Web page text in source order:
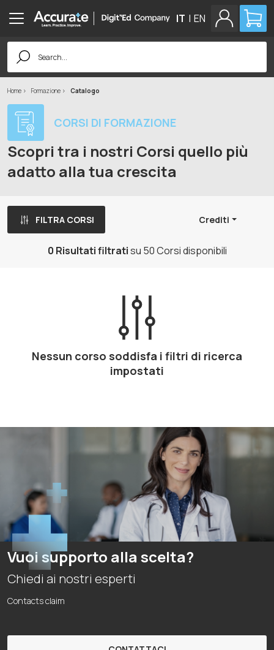
IT | EN
Search
for:
Home Formazione Catalogo
CORSI DI FORMAZIONE
Scopri tra i nostri Corsi quello più
adatto alla tua crescita
FILTRA CORSI Crediti
0 Risultati filtratisu 50 Corsi disponibili
Nessun corso soddisfa i filtri di ricerca
impostati
Vuoi supporto alla scelta?
Chiedi ai nostri esperti
Contacts claim